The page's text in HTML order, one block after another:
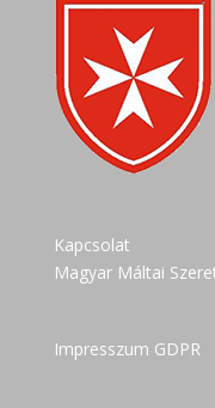
Kapcsolat
Magyar Máltai
Impresszum GDPR